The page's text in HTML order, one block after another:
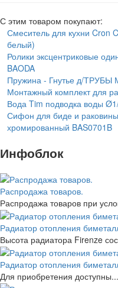
С этим товаром покупают:
Смеситель для кухни Cron
белый)
Ролики эксцентриковые
BAODA
Пружина - Гнутье д/
Монтажный комплект для
Вода Tim подводка воды
Сифон для биде и
хромированный BAS0701B
Инфоблок
Распродажа товаров.
Распродажа товаров при
Радиатор отопления
Высота радиатора Firenze
Радиатор отопления
Для приобретения